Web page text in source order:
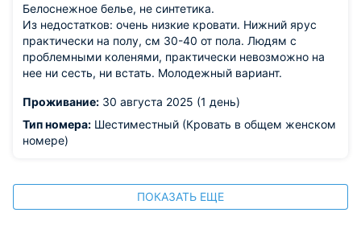
Белоснежное белье, не синтетика.
Из недостатков: очень низкие кровати. Нижний ярус
практически на полу, см 30-40 от пола. Людям с
проблемными коленями, практически невозможно на
нее ни сесть, ни встать. Молодежный вариант.
Проживание: 30 августа 2025 (1 день)
Тип номера: Шестиместный (Кровать в общем женском
номере)
ПОКАЗАТЬ ЕЩЕ